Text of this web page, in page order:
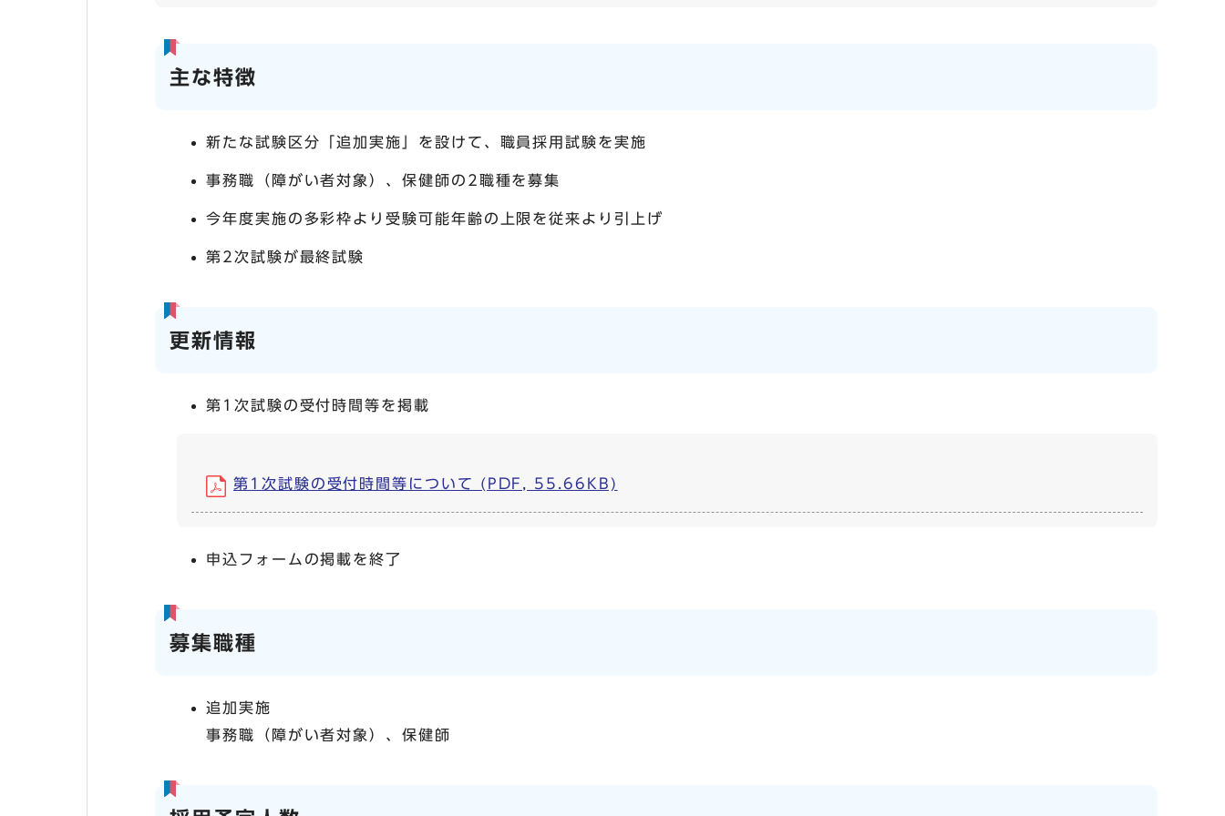
主な特徴
新たな試験区分「追加実施」を設けて、職員採用試験を実施
事務職（障がい者対象）、保健師の2職種を募集
今年度実施の多彩枠より受験可能年齢の上限を従来より引上げ
第2次試験が最終試験
更新情報
第1次試験の受付時間等を掲載
第1次試験の受付時間等について (PDF, 55.66KB)
申込フォームの掲載を終了
募集職種
追加実施
事務職（障がい者対象）、保健師